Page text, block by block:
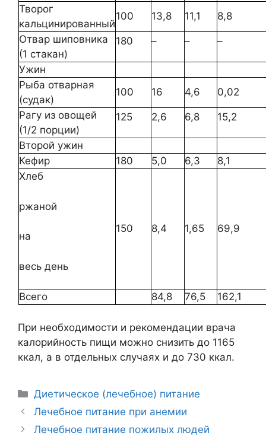
Творог
кальцинированный
100 13,8 11,1
8,8
Отвар шиповника
(1 стакан)
180 – – –
Ужин
Рыба отварная
(судак)
100 16 4,6
0,02
Рагу из овощей
(1/2 порции)
125 2,6 6,8 15,2
Второй ужин
Кефир
180 5,0 6,3
8,1
Хлеб
ржаной
на
весь день
150 8,4 1,65 69,9
Всего 84,8 76,5 162,1
При необходимости и рекомендации врача
калорийность пищи можно снизить до 1165
ккал, а в отдельных случаях и до 730 ккал.
Рубрики
Диетическое (лечебное) питание
Навигация
записи
Лечебное питание при анемии
Лечебное питание пожилых людей